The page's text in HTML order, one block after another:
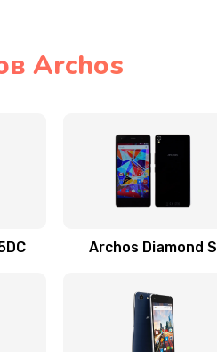
Archos
Archos Diamond S